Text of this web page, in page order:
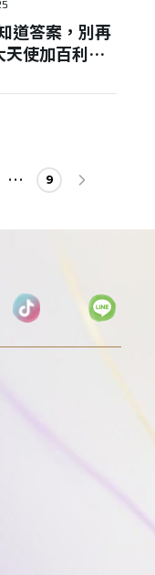
道答案，別再
使加百利傳
9